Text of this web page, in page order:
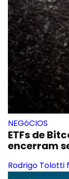
NEGóCIOS
ETFs de
encerram
Rodrigo Tolotti